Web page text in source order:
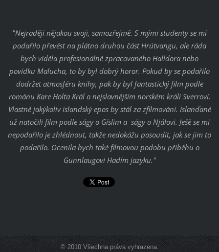
"Nejraději nějakou svoji, samozřejmě. S mými studenty se mi
podařilo převést na plátno druhou část Hrútvangu, ale ráda
bych viděla profesionálně zpracovaného Halldora nebo
povídku Malucha, to by byl dobrý horor. Pokud by se podařilo
dodržet atmosféru knihy, pak by byl fantastický film podle
románu Kare Holta Král o nejslavnějším norském králi Sverrovi.
Vlastně jakýkoliv islandský epos by stál za zfilmování. Islanďané
už natočili film podle ságy o Gíslim a ságy o Njálovi. Ješě se mi
nepodařilo je zhlédnout, takže nedokážu posoudit, jak se jim to
podařilo. Ocenila bych také filmovou podobu příběhu o
Gunnlaugovi Hadím jazyku."
© 2010 Všechna práva vyhrazena.